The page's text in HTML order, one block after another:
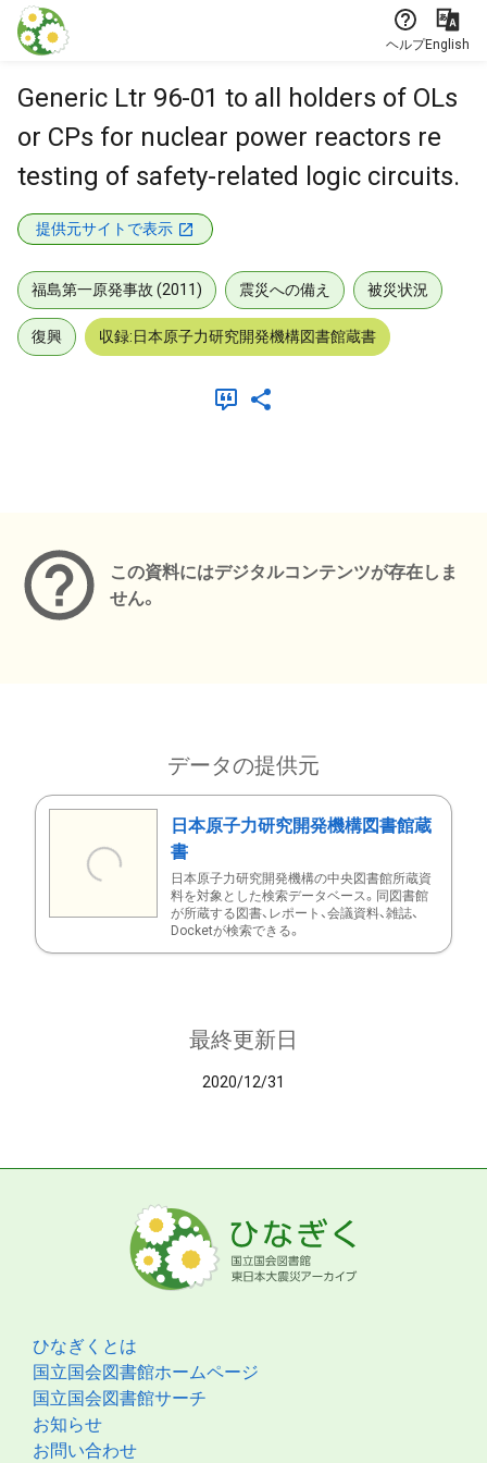
本文に飛ぶ
ヘルプEnglish
Generic Ltr 96-01 to all holders of OLs
or CPs for nuclear power reactors re
testing of safety-related logic circuits.
提供元サイトで表示
福島第一原発事故 (2011) 震災への備え 被災状況
復興 収録:日本原子力研究開発機構図書館蔵書
この資料にはデジタルコンテンツが存在しま
せん。
データの提供元
日本原子力研究開発機構図書館蔵
書
日本原子力研究開発機構の中央図書館所蔵資
料を対象とした検索データベース。同図書館
が所蔵する図書、レポート、会議資料、雑誌、
Docketが検索できる。
最終更新日
2020/12/31
ひなぎくとは
国立国会図書館ホームページ
国立国会図書館サーチ
お知らせ
お問い合わせ